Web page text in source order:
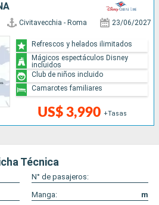
Civitavecchia - Roma 23/06/2027
US$ 3,990 +Tasas
Refrescos y helados ilimitados
Mágicos espectáculos Disney
incluidos
Club de niños incluido
Camarotes familiares
Técnica
N° de pasajeros:
Manga:
m